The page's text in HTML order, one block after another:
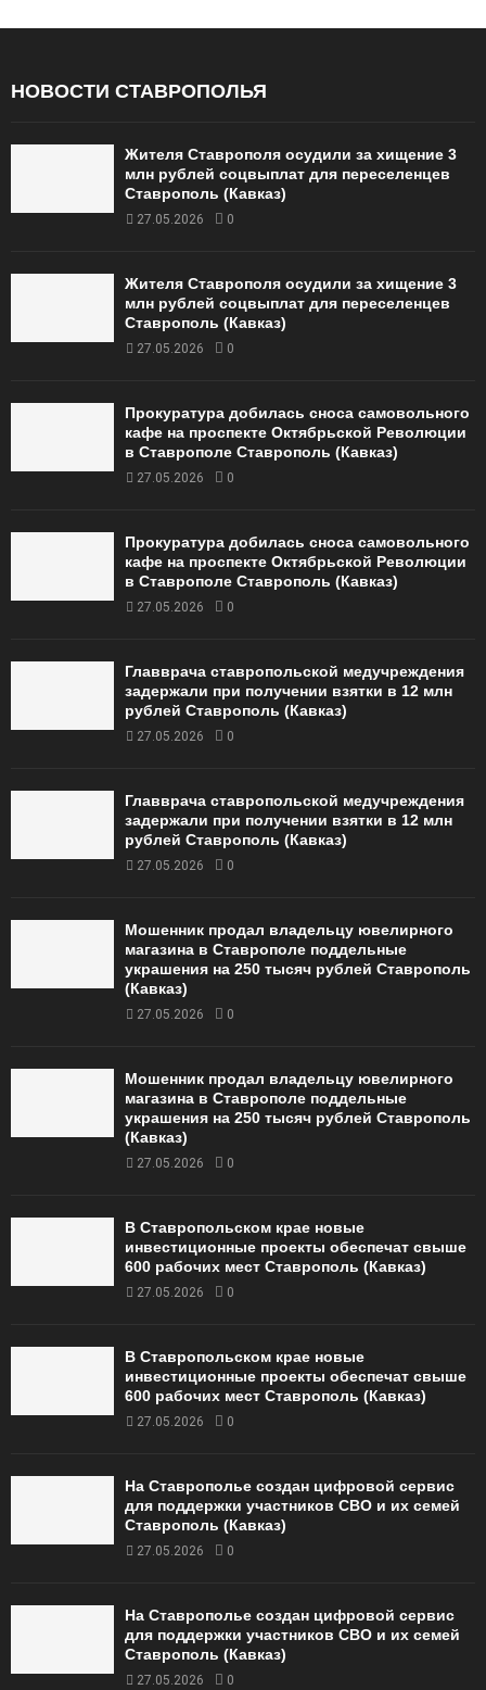
НОВОСТИ СТАВРОПОЛЬЯ
Жителя Ставрополя осудили за хищение 3
млн рублей соцвыплат для переселенцев
Ставрополь (Кавказ)
27.05.2026 0
Жителя Ставрополя осудили за хищение 3
млн рублей соцвыплат для переселенцев
Ставрополь (Кавказ)
27.05.2026 0
Прокуратура добилась сноса самовольного
кафе на проспекте Октябрьской Революции
в Ставрополе Ставрополь (Кавказ)
27.05.2026 0
Прокуратура добилась сноса самовольного
кафе на проспекте Октябрьской Революции
в Ставрополе Ставрополь (Кавказ)
27.05.2026 0
Главврача ставропольской медучреждения
задержали при получении взятки в 12 млн
рублей Ставрополь (Кавказ)
27.05.2026 0
Главврача ставропольской медучреждения
задержали при получении взятки в 12 млн
рублей Ставрополь (Кавказ)
27.05.2026 0
Мошенник продал владельцу ювелирного
магазина в Ставрополе поддельные
украшения на 250 тысяч рублей Ставрополь
(Кавказ)
27.05.2026 0
Мошенник продал владельцу ювелирного
магазина в Ставрополе поддельные
украшения на 250 тысяч рублей Ставрополь
(Кавказ)
27.05.2026 0
В Ставропольском крае новые
инвестиционные проекты обеспечат свыше
600 рабочих мест Ставрополь (Кавказ)
27.05.2026 0
В Ставропольском крае новые
инвестиционные проекты обеспечат свыше
600 рабочих мест Ставрополь (Кавказ)
27.05.2026 0
На Ставрополье создан цифровой сервис
для поддержки участников СВО и их семей
Ставрополь (Кавказ)
27.05.2026 0
На Ставрополье создан цифровой сервис
для поддержки участников СВО и их семей
Ставрополь (Кавказ)
27.05.2026 0